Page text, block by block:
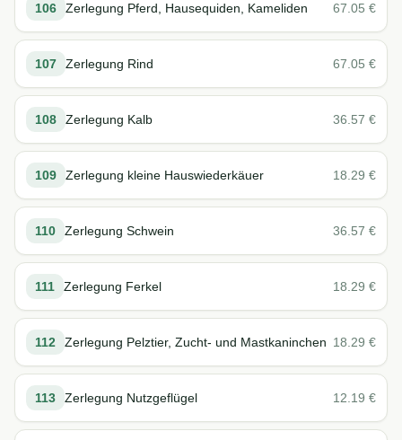
106 Zerlegung Pferd, Hausequiden, Kameliden 67.05 €
107 Zerlegung Rind 67.05 €
108 Zerlegung Kalb 36.57 €
109 Zerlegung kleine Hauswiederkäuer 18.29 €
110 Zerlegung Schwein 36.57 €
111 Zerlegung Ferkel 18.29 €
112 Zerlegung Pelztier, Zucht- und Mastkaninchen 18.29 €
113 Zerlegung Nutzgeflügel 12.19 €